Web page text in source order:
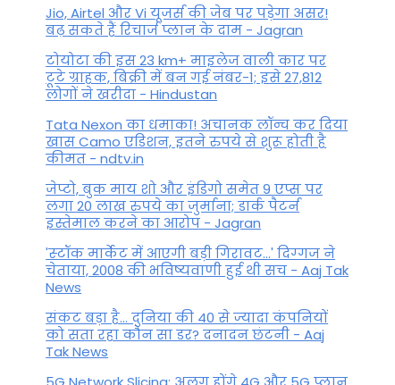
November Month Muhurat:
विवाह करना है या गृह प्रवेश, सभी
शुभ कार्यों के लिए नवंबर माह बेहद
खास, यहां देखें मुहूर्त की पूरी लिस्ट
By October 26, 2023
Jio, Airtel और Vi यूजर्स की जेब पर पड़ेगा असर!
बढ़ सकते हैं रिचार्ज प्लान के दाम - Jagran
टोयोटा की इस 23 km+ माइलेज वाली कार पर
टूटे ग्राहक, बिक्री में बन गई नंबर-1; इसे 27,812
लोगों ने खरीदा - Hindustan
Tata Nexon का धमाका! अचानक लॉन्च कर दिया
खास Camo एडिशन, इतने रुपये से शुरू होती है
कीमत - ndtv.in
जेप्टो, बुक माय शो और इंडिगो समेत 9 एप्स पर
लगा 20 लाख रुपये का जुर्माना; डार्क पैटर्न
इस्तेमाल करने का आरोप - Jagran
'स्‍टॉक मार्केट में आएगी बड़ी गिरावट...' दिग्‍गज ने
चेताया, 2008 की भविष्यवाणी हुई थी सच - Aaj Tak
News
संकट बड़ा है... दुनिया की 40 से ज्यादा कंपनियों
को सता रहा कौन सा डर? दनादन छंटनी - Aaj
Tak News